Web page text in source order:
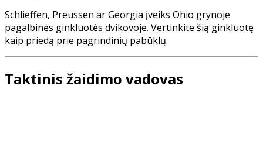
Schlieffen, Preussen ar Georgia įveiks Ohio grynoje
pagalbinės ginkluotės dvikovoje. Vertinkite šią ginkluotę
kaip priedą prie pagrindinių pabūklų.
Taktinis žaidimo vadovas